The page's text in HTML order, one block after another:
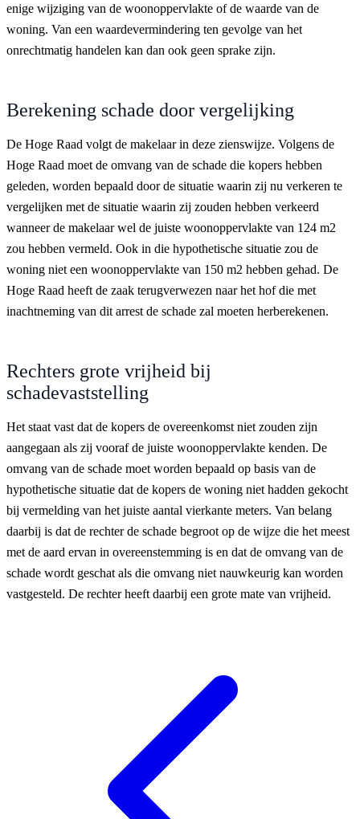
enige wijziging van de woonoppervlakte of de waarde van de
woning. Van een waardevermindering ten gevolge van het
onrechtmatig handelen kan dan ook geen sprake zijn.
Berekening schade door vergelijking
De Hoge Raad volgt de makelaar in deze zienswijze. Volgens de
Hoge Raad moet de omvang van de schade die kopers hebben
geleden, worden bepaald door de situatie waarin zij nu verkeren te
vergelijken met de situatie waarin zij zouden hebben verkeerd
wanneer de makelaar wel de juiste woonoppervlakte van 124 m2
zou hebben vermeld. Ook in die hypothetische situatie zou de
woning niet een woonoppervlakte van 150 m2 hebben gehad. De
Hoge Raad heeft de zaak terugverwezen naar het hof die met
inachtneming van dit arrest de schade zal moeten herberekenen.
Rechters grote vrijheid bij
schadevaststelling
Het staat vast dat de kopers de overeenkomst niet zouden zijn
aangegaan als zij vooraf de juiste woonoppervlakte kenden. De
omvang van de schade moet worden bepaald op basis van de
hypothetische situatie dat de kopers de woning niet hadden gekocht
bij vermelding van het juiste aantal vierkante meters. Van belang
daarbij is dat de rechter de schade begroot op de wijze die het meest
met de aard ervan in overeenstemming is en dat de omvang van de
schade wordt geschat als die omvang niet nauwkeurig kan worden
vastgesteld. De rechter heeft daarbij een grote mate van vrijheid.